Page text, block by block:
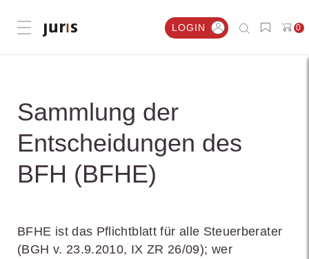
Menü öffnen LOGIN 0
Sammlung der
Entscheidungen des
BFH (BFHE)
BFHE ist das Pflichtblatt für alle Steuerberater
(BGH v. 23.9.2010, IX ZR 26/09); wer